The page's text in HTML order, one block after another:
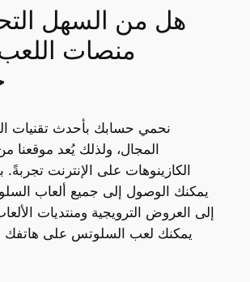
هل من السهل
منصات
نحمي حسابك بأحدث تقنيات
المجال، ولذلك يُعد موقعنا
الكازينوهات على الإنترنت تجربةً.
يمكنك الوصول إلى جميع ألعاب
إلى العروض الترويجية ومنتديات
يمكنك لعب السلوتس على هاتفك